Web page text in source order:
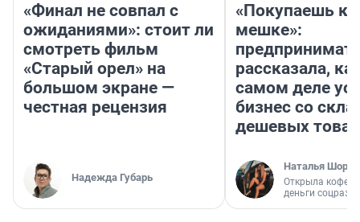
«Финал не совпал с
ожиданиями»: стоит ли
смотреть фильм
«Старый орел» на
большом экране —
честная рецензия
Надежда Губарь
«Покупаешь
мешке»:
рассказала,
самом деле
бизнес со
дешевых
Наталья
Открыла
деньги